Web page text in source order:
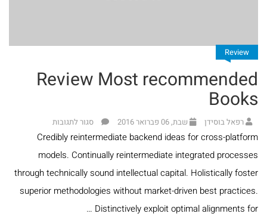
ספרים
בנושא
חגים
ומועדים
ספרים
בנושא
חינוך
ומשפחה
קטלוג
להורדה
Review
Review Most recommended
Books
רפאל בוסידן שבת, 06 פברואר 2016 סגור לתגובות
Credibly reintermediate backend ideas for cross-platform
models. Continually reintermediate integrated processes
through technically sound intellectual capital. Holistically foster
superior methodologies without market-driven best practices.
Distinctively exploit optimal alignments for …